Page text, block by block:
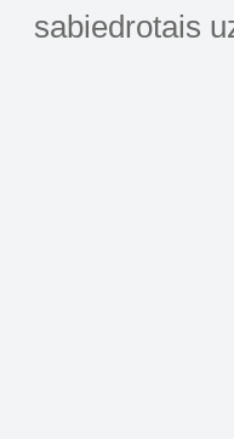
sabiedrotais